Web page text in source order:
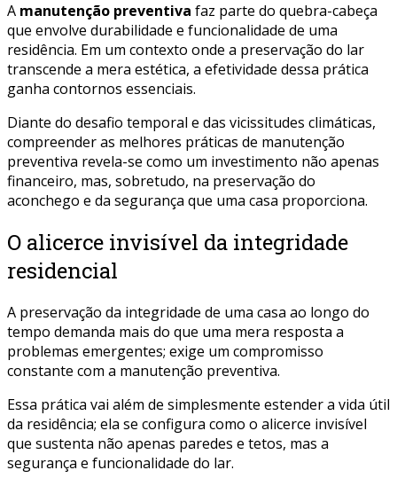
A manutenção preventiva faz parte do quebra-cabeça
que envolve durabilidade e funcionalidade de uma
residência. Em um contexto onde a preservação do lar
transcende a mera estética, a efetividade dessa prática
ganha contornos essenciais.
Diante do desafio temporal e das vicissitudes climáticas,
compreender as melhores práticas de manutenção
preventiva revela-se como um investimento não apenas
financeiro, mas, sobretudo, na preservação do
aconchego e da segurança que uma casa proporciona.
O alicerce invisível da integridade
residencial
A preservação da integridade de uma casa ao longo do
tempo demanda mais do que uma mera resposta a
problemas emergentes; exige um compromisso
constante com a manutenção preventiva.
Essa prática vai além de simplesmente estender a vida útil
da residência; ela se configura como o alicerce invisível
que sustenta não apenas paredes e tetos, mas a
segurança e funcionalidade do lar.